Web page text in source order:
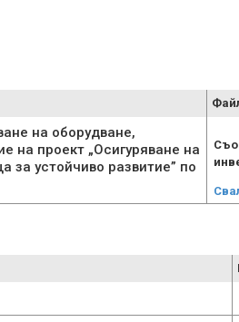
на оборудване,
на проект „Осигуряване на
устойчиво развитие” по